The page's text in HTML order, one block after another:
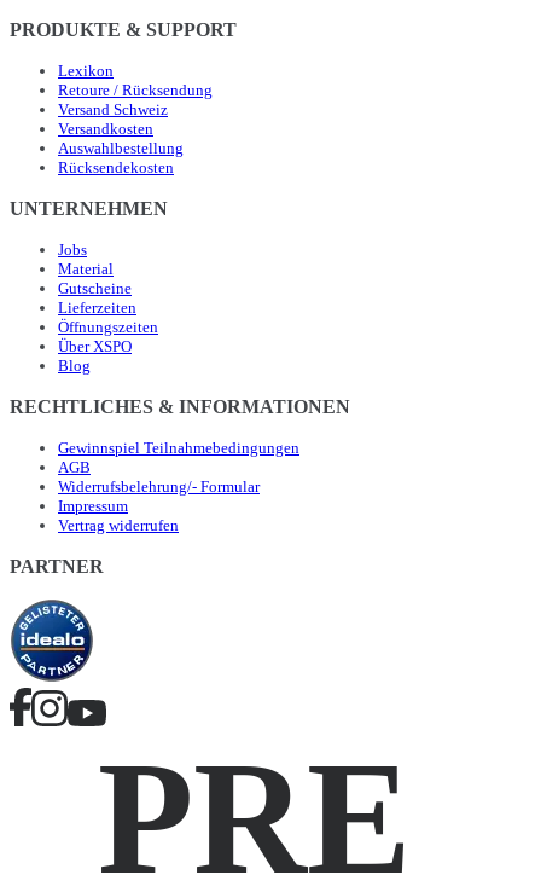
PRODUKTE & SUPPORT
Lexikon
Retoure / Rücksendung
Versand Schweiz
Versandkosten
Auswahlbestellung
Rücksendekosten
UNTERNEHMEN
Jobs
Material
Gutscheine
Lieferzeiten
Öffnungszeiten
Über XSPO
Blog
RECHTLICHES & INFORMATIONEN
Gewinnspiel Teilnahmebedingungen
AGB
Widerrufsbelehrung/- Formular
Impressum
Vertrag widerrufen
PARTNER